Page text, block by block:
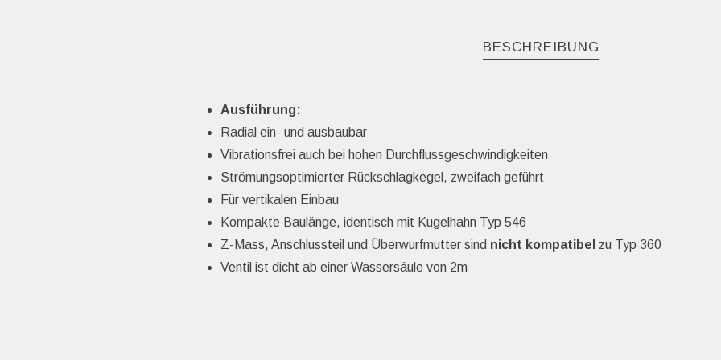
BESCHREIBUNG
Ausführung:
Radial ein- und ausbaubar
Vibrationsfrei auch bei hohen Durchflussgeschwindigkeiten
Strömungsoptimierter Rückschlagkegel, zweifach geführt
Für vertikalen Einbau
Kompakte Baulänge, identisch mit Kugelhahn Typ 546
Z-Mass, Anschlussteil und Überwurfmutter sind nicht kompatibel zu Typ 360
Ventil ist dicht ab einer Wassersäule von 2m